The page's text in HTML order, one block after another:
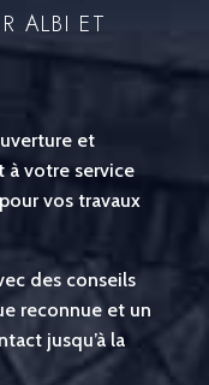
ALBI ET
et
à votre service
vos travaux
des conseils
reconnue et un
jusqu’à la